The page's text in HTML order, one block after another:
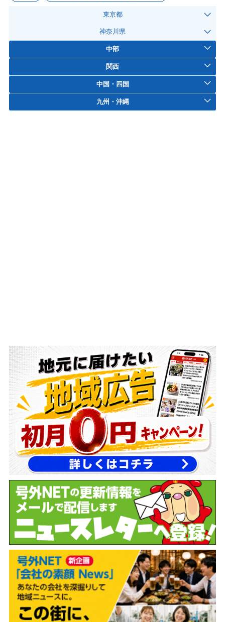
東京都
神奈川県
中部
関西
中国・四国
九州・沖縄